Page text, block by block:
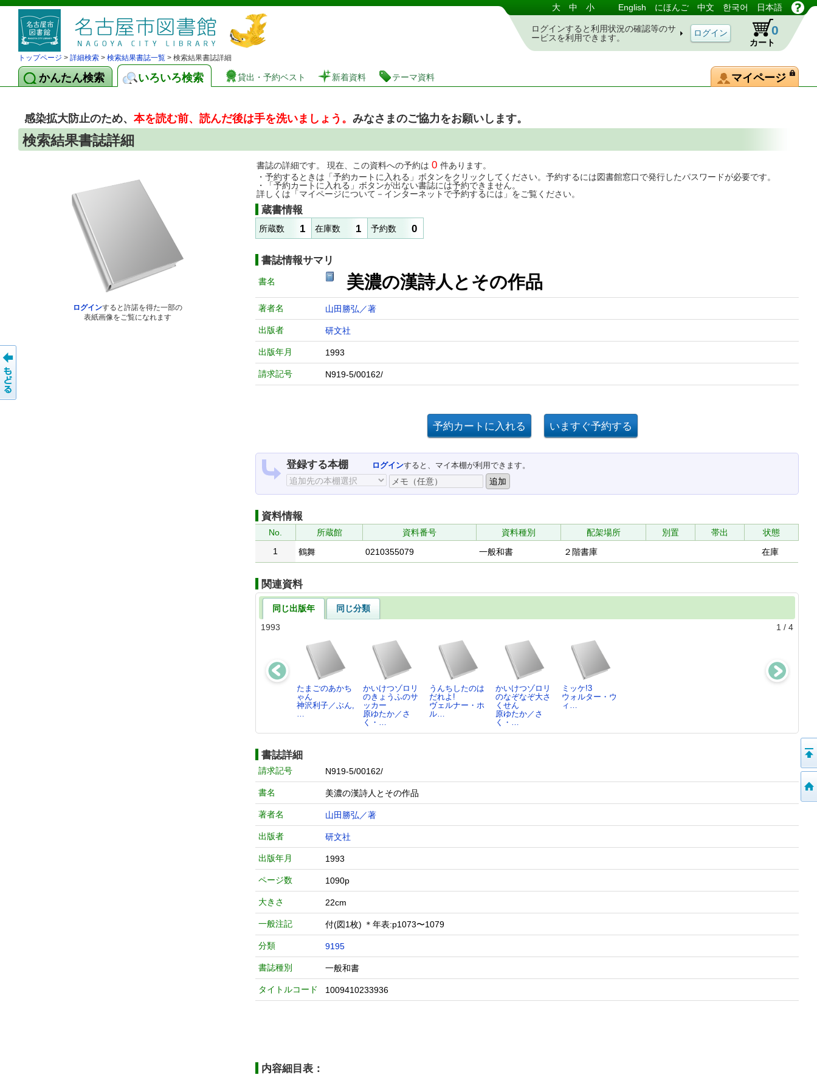
図書館 蔵書検索・予約システム 大 中 小 English にほんご 中文 한국어 日本語
ログインすると利用状況の確認等のサ
ービスを利用できます。
カート
0
トップページ > 詳細検索 > 検索結果書誌一覧 > 検索結果書誌詳細
かんたん検索 いろいろ検索 貸出・予約ベスト 新着資料 テーマ資料 マイページ
感染拡大防止のため、 本を読む前、読んだ後は手を洗いましょう。 みなさまのご協力をお願いします。
検索結果書誌詳細
ログインすると許諾を得た一部の
表紙画像をご覧になれます
書誌の詳細です。 現在、この資料への予約は 0 件あります。
・予約するときは「予約カートに入れる」ボタンをクリックしてください。予約するには図書館窓口で発行したパスワードが必要です。
・「予約カートに入れる」ボタンが出ない書誌には予約できません。
詳しくは「マイページについて－インターネットで予約するには」をご覧ください。
蔵書情報
所蔵数 1 在庫数 1 予約数 0
書誌情報サマリ
書名 美濃の漢詩人とその作品
著者名 山田勝弘／著
出版者 研文社
出版年月 1993
請求記号 N919-5/00162/
登録する本棚 ログインすると、マイ本棚が利用できます。
資料情報
No. 所蔵館 資料番号 資料種別 配架場所 別置 帯出
状態
1
鶴舞 0210355079 一般和書 ２階書庫 在庫
関連資料
同じ出版年
同じ分類
1993
1 / 4
たまごのあかち
ゃん
神沢利子／ぶん,
…
かいけつゾロリ
のきょうふのサ
ッカー
原ゆたか／さ
く・…
うんちしたのは
だれよ!
ヴェルナー・ホ
ル…
かいけつゾロリ
のなぞなぞ大さ
くせん
原ゆたか／さ
く・…
ミッケ!3
ウォルター・ウ
ィ…
書誌詳細
請求記号 N919-5/00162/
書名 美濃の漢詩人とその作品
著者名 山田勝弘／著
出版者 研文社
出版年月 1993
ページ数 1090p
大きさ 22cm
一般注記 付(図1枚) ＊年表:p1073〜1079
分類 9195
書誌種別 一般和書
タイトルコード 1009410233936
内容細目表：